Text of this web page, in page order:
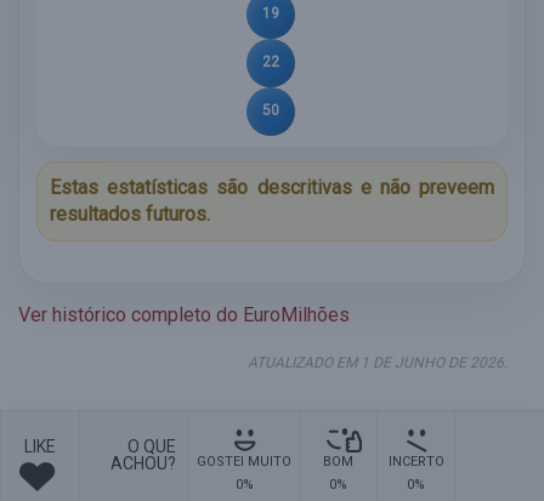
19
22
50
Estas estatísticas são descritivas e não preveem
resultados futuros.
Ver histórico completo do EuroMilhões
ATUALIZADO EM 1 DE JUNHO DE 2026.
LIKE
O QUE
ACHOU?
GOSTEI MUITO
0%
BOM
0%
INCERTO
0%